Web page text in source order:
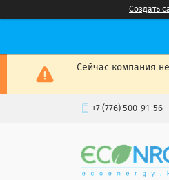
Создать
Сейчас компания
+7 (776) 500-91-56